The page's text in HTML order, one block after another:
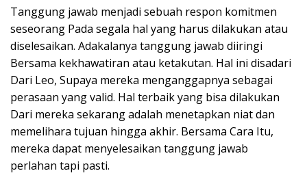
Tanggung jawab menjadi sebuah respon komitmen
seseorang Pada segala hal yang harus dilakukan atau
diselesaikan. Adakalanya tanggung jawab diiringi
Bersama kekhawatiran atau ketakutan. Hal ini disadari
Dari Leo, Supaya mereka menganggapnya sebagai
perasaan yang valid. Hal terbaik yang bisa dilakukan
Dari mereka sekarang adalah menetapkan niat dan
memelihara tujuan hingga akhir. Bersama Cara Itu,
mereka dapat menyelesaikan tanggung jawab
perlahan tapi pasti.